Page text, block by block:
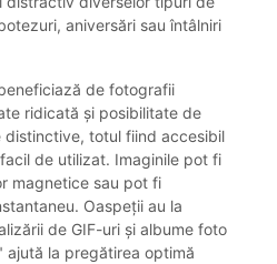
aniversări sau întâlniri
de fotografii
ridicată și posibilitate de
distinctive, totul fiind accesibil
de utilizat. Imaginile pot fi
magnetice sau pot fi
Oaspeții au la
de GIF-uri și albume foto
ajută la pregătirea optimă